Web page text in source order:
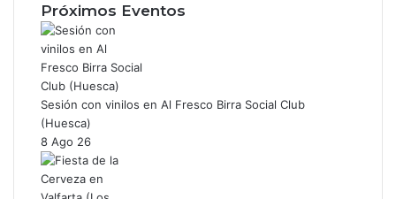
Próximos Eventos
Sesión con vinilos en Al Fresco Birra Social Club
(Huesca)
8 Ago 26